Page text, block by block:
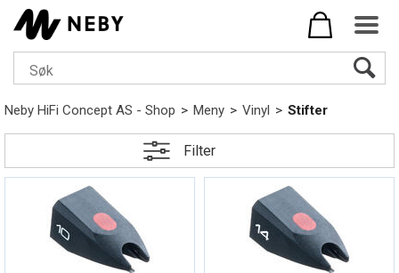
Neby HiFi Concept AS - Shop>Meny>Vinyl>Stifter
Filter